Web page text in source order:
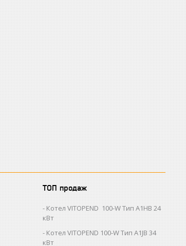
ТОП продаж
Котел VITOPEND 100-W Тип A1HB 24
кВт
Котел VITOPEND 100-W Тип A1JB 34
кВт